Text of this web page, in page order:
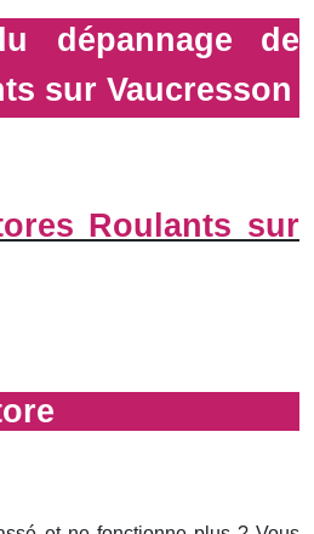
dépannage de
sur Vaucresson
Roulants sur